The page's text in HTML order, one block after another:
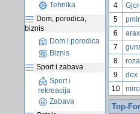
Tehnika
Dom, porodica,
biznis
Dom i porodica
Biznis
Sport i zabava
Sport i
rekreacija
Zabava
4
5
6
arax
7
8
roza
9
dex
10
Top-